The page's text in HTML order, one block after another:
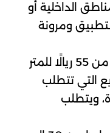
الداخلية أو
ومرونة
فوم الرش الساخن يبدأ سعره من 55 ريالًا للمتر
التي تتطلب
ويتطلب